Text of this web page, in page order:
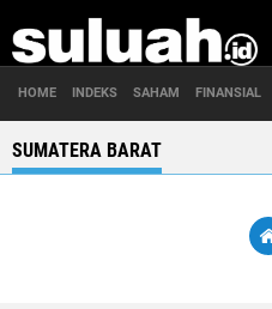
HOME INDEKS SAHAM FINANSIAL
SUMATERA BARAT